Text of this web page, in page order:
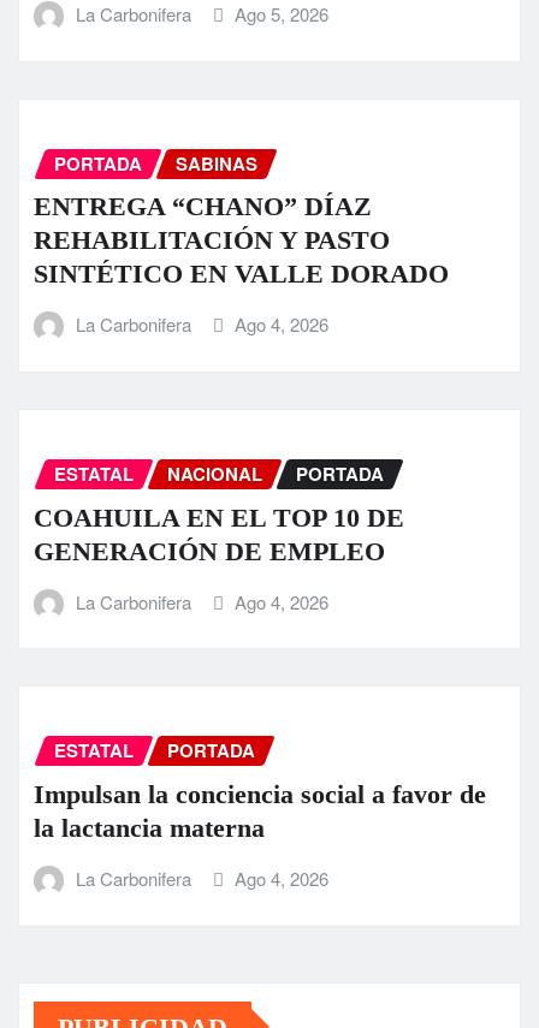
La Carbonifera Ago 5, 2026
PORTADA SABINAS
ENTREGA “CHANO” DÍAZ
REHABILITACIÓN Y PASTO
SINTÉTICO EN VALLE DORADO
La Carbonifera Ago 4, 2026
ESTATAL NACIONAL PORTADA
COAHUILA EN EL TOP 10 DE
GENERACIÓN DE EMPLEO
La Carbonifera Ago 4, 2026
ESTATAL PORTADA
Impulsan la conciencia social a favor de
la lactancia materna
La Carbonifera Ago 4, 2026